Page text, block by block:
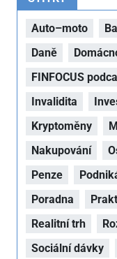
Auto–moto
Daně
FINFOCUS
Invalidita
Kryptoměny
Nakupování
Penze
Poradna
Realitní trh
Sociální dávky